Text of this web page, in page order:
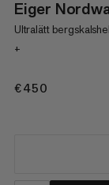
Eiger
Ultralätt
+
€450